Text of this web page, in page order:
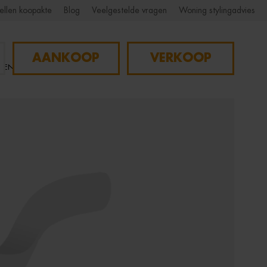
koopakte Blog Veelgestelde vragen Woning stylingadvies
AANKOOP VERKOOP